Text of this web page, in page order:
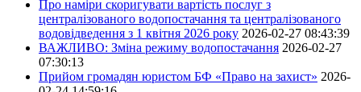
Про наміри скоригувати вартість послуг з
централізованого водопостачання та централізованого
водовідведення з 1 квітня 2026 року 2026-02-27 08:43:39
ВАЖЛИВО: Зміна режиму водопостачання 2026-02-27
07:30:13
Прийом громадян юристом БФ «Право на захист» 2026-